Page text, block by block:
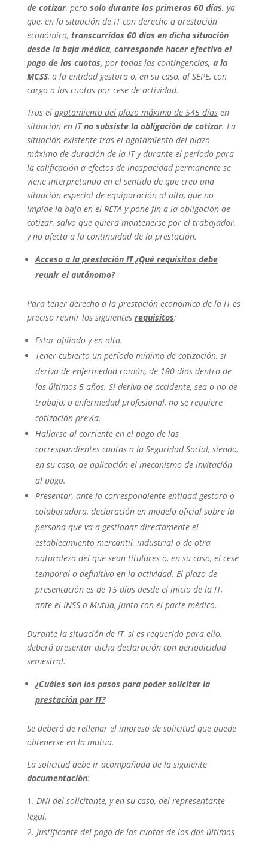
de cotizar, pero solo durante los primeros 60 días, ya
que, en la situación de IT con derecho a prestación
económica, transcurridos 60 días en dicha situación
desde la baja médica, corresponde hacer efectivo el
pago de las cuotas, por todas las contingencias, a la
MCSS, a la entidad gestora o, en su caso, al SEPE, con
cargo a las cuotas por cese de actividad.
Tras el agotamiento del plazo máximo de 545 díasen
situación en ITno subsiste la obligación de cotizar. La
situación existente tras el agotamiento del plazo
máximo de duración de la IT y durante el período para
la calificación a efectos de incapacidad permanente se
viene interpretando en el sentido de que crea una
situación especial de equiparación al alta, que no
impide la baja en el RETA y pone fin a la obligación de
cotizar, salvo que quiera mantenerse por el trabajador,
y no afecta a la continuidad de la prestación.
Acceso a la prestación IT ¿Qué requisitos debe
reunir el autónomo?
Para tener derecho a la prestación económica de la IT es
preciso reunir los siguientes requisitos:
Estar afiliado y en alta.
Tener cubierto un período mínimo de cotización, si
deriva de enfermedad común, de 180 días dentro de
los últimos 5 años. Si deriva de accidente, sea o no de
trabajo, o enfermedad profesional, no se requiere
cotización previa.
Hallarse al corriente en el pago de las
correspondientes cuotas a la Seguridad Social, siendo,
en su caso, de aplicación el mecanismo de invitación
al pago.
Presentar, ante la correspondiente entidad gestora o
colaboradora, declaración en modelo oficial sobre la
persona que va a gestionar directamente el
establecimiento mercantil, industrial o de otra
naturaleza del que sean titulares o, en su caso, el cese
temporal o definitivo en la actividad. El plazo de
presentación es de 15 días desde el inicio de la IT,
ante el INSS o Mutua, junto con el parte médico.
Durante la situación de IT, si es requerido para ello,
deberá presentar dicha declaración con periodicidad
semestral.
¿Cuáles son los pasos para poder solicitar la
prestación por IT?
Se deberá de rellenar el impreso de solicitud que puede
obtenerse en la mutua.
La solicitud debe ir acompañada de la siguiente
documentación:
DNI del solicitante, y en su caso, del representante
legal.
Justificante del pago de las cuotas de los dos últimos